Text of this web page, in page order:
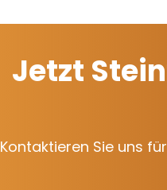
Jetzt
Kontaktieren Sie uns